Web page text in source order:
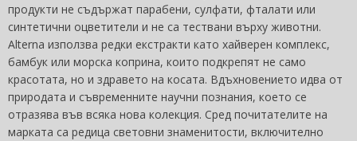
продукти не съдържат парабени, сулфати, фталати или
синтетични оцветители и не са тествани върху животни.
Alterna използва редки екстракти като хайверен комплекс,
бамбук или морска коприна, които подкрепят не само
красотата, но и здравето на косата. Вдъхновението идва от
природата и съвременните научни познания, което се
отразява във всяка нова колекция. Сред почитателите на
марката са редица световни знаменитости, включително